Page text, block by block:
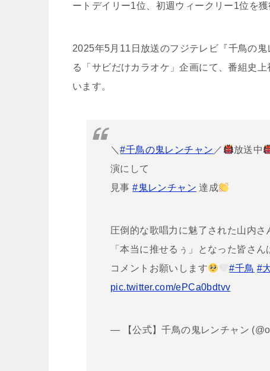
ートデイリー1位、初週ウィークリー1位を獲
2025年5月11日放送のフジテレビ『千鳥の
る「サビだけカラオケ」企画にて、番組史
います。
＼#千鳥の鬼レンチャン ／ 放送中
演にして
見事#鬼レンチャン 達成
圧倒的な歌唱力に魅了された山内さ
「本当に推せるぅ」となった皆さん
コメントお願いします
#千鳥 #
pic.twitter.com/ePCa0bdtvv
— 【公式】千鳥の鬼レンチャン